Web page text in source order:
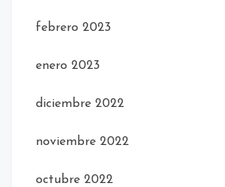
febrero 2023
enero 2023
diciembre 2022
noviembre 2022
octubre 2022